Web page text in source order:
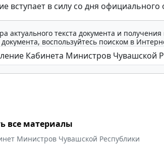
вступает в силу со дня официального
актуального текста документа и
воспользуйтесь поиском в
все материалы
Министров Чувашской Республики